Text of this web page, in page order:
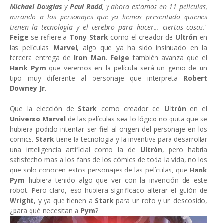
Michael Douglas y Paul Rudd, y ahora estamos en 11 películas,
mirando a los personajes que ya hemos presentado quienes
tienen la tecnología y el cerebro para hacer... ciertas cosas."
Feige se refiere a Tony Stark como el creador de Ultrón en
las películas Marvel, algo que ya ha sido insinuado en la
tercera entrega de Iron Man. Feigetambién avanza que el
Hank Pym que veremos en la película será un genio de un
tipo muy diferente al personaje que interpreta Robert
Downey Jr.
Que la elección de Stark como creador de Ultrón en el
Universo Marvel de las películas sea lo lógico no quita que se
hubiera podido intentar ser fiel al origen del personaje en los
cómics. Starktiene la tecnología y la inventiva para desarrollar
una inteligencia artificial como la de Ultrón, pero habría
satisfecho mas a los fans de los cómics de toda la vida, no los
que solo conocen estos personajes de las películas, que Hank
Pym hubiera tenido algo que ver con la invención de este
robot. Pero claro, eso hubiera significado alterar el guión de
Wright, y ya que tienen a Starkpara un roto y un descosido,
¿para qué necesitan a Pym?